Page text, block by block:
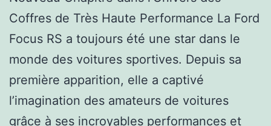
Coffres de Très Haute Performance La Ford
Focus RS a toujours été une star dans le
monde des voitures sportives. Depuis sa
première apparition, elle a captivé
l’imagination des amateurs de voitures
grâce à ses incroyables performances et